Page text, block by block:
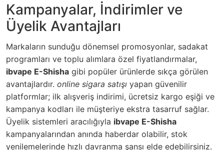
Kampanyalar, İndirimler ve
Üyelik Avantajları
Markaların sunduğu dönemsel promosyonlar, sadakat
programları ve toplu alımlara özel fiyatlandırmalar,
ibvape E-Shisha gibi popüler ürünlerde sıkça görülen
avantajlardır. online sigara satışı yapan güvenilir
platformlar; ilk alışveriş indirimi, ücretsiz kargo eşiği ve
kampanya kodları ile müşteriye ekstra tasarruf sağlar.
Üyelik sistemleri aracılığıyla ibvape E-Shisha
kampanyalarından anında haberdar olabilir, stok
yenilemelerinde hızlı davranma şansı elde edebilirsiniz.